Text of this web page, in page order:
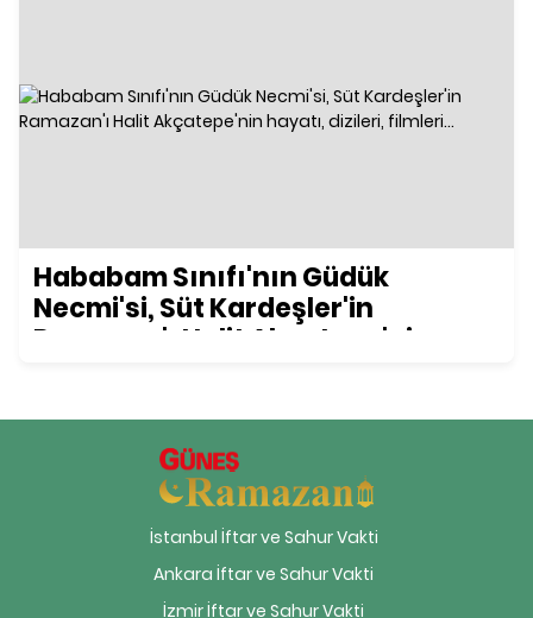
Hababam Sınıfı'nın Güdük
Necmi'si, Süt Kardeşler'in
Ramazan'ı Halit Akçatepe'nin
İstanbul İftar ve Sahur Vakti
Ankara İftar ve Sahur Vakti
İzmir İftar ve Sahur Vakti